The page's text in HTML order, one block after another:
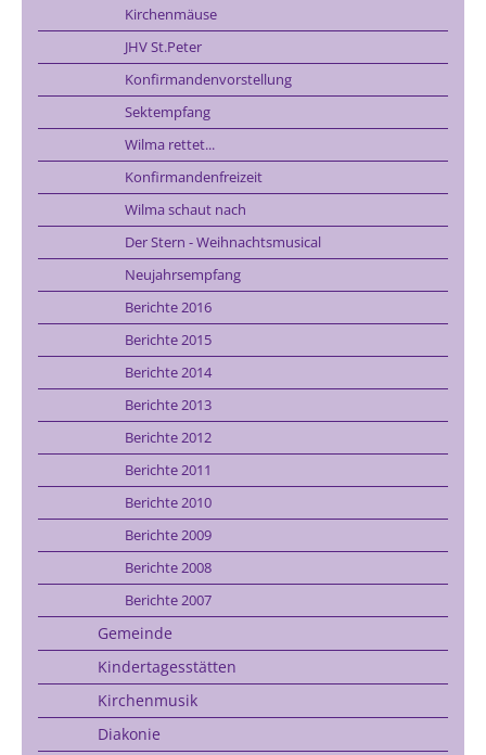
Kirchenmäuse
JHV St.Peter
Konfirmandenvorstellung
Sektempfang
Wilma rettet...
Konfirmandenfreizeit
Wilma schaut nach
Der Stern - Weihnachtsmusical
Neujahrsempfang
Berichte 2016
Berichte 2015
Berichte 2014
Berichte 2013
Berichte 2012
Berichte 2011
Berichte 2010
Berichte 2009
Berichte 2008
Berichte 2007
Gemeinde
Kindertagesstätten
Kirchenmusik
Diakonie